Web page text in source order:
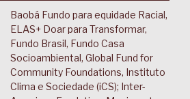
Baobá Fundo para equidade Racial,
ELAS+ Doar para Transformar,
Fundo Brasil, Fundo Casa
Socioambiental, Global Fund for
Community Foundations, Instituto
Clima e Sociedade (iCS); Inter-